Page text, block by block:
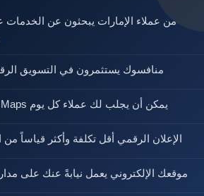
منافسوك يستثمرون في التسويق
Google Maps يمكن أن يجلب لك عملاء كل يوم
الإعلان الرقمي أقل تكلفة وأكثر قياساً من
موقعك الإلكتروني يعمل نيابةً عنك على